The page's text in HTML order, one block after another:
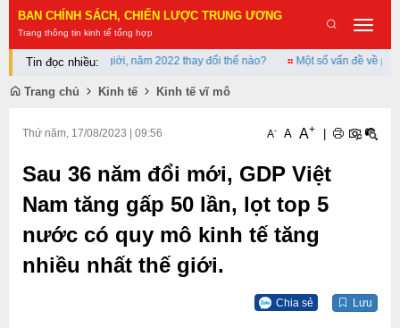
BAN CHÍNH SÁCH, CHIẾN LƯỢC TRUNG ƯƠNG
Trang thông tin kinh tế tổng hợp
Toggle
Tin đọc nhiều:
thứ 173/200 thế giới, năm 2022 thay đổi thế nào? Một số vấn đề về phát
Trang chủ Kinh tế Kinh tế vĩ mô
Thứ năm, 17/08/2023 09:56 A- A A+ |
Sau 36 năm đổi mới, GDP Việt
Nam tăng gấp 50 lần, lọt top 5
nước có quy mô kinh tế tăng
nhiều nhất thế giới.
Chia sẻ Lưu